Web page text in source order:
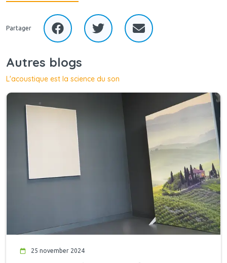
Partager
Autres blogs
L'acoustique est la science du son
25 november 2024